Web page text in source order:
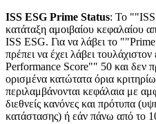
ISS ESG Prime Status: Το ""ISS
κατάταξη αμοιβαίου κεφαλαίου
ISS ESG. Για να λάβει το
πρέπει να έχει λάβει
Performance Score"" 50 και δεν
ορισμένα κατώτατα όρια
περιλαμβάνονται κεφάλαια με
διεθνείς κανόνες και πρότυπα
κατάστασης) ή εάν πάνω από το